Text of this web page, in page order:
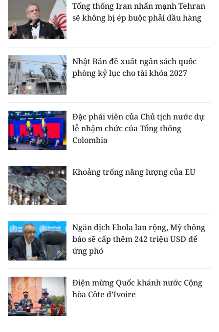
Tổng thống Iran nhấn mạnh Tehran
sẽ không bị ép buộc phải đầu hàng
Nhật Bản đề xuất ngân sách quốc
phòng kỷ lục cho tài khóa 2027
Đặc phái viên của Chủ tịch nước dự
lễ nhậm chức của Tổng thống
Colombia
Khoảng trống năng lượng của EU
Ngăn dịch Ebola lan rộng, Mỹ thông
báo sẽ cấp thêm 242 triệu USD để
ứng phó
Điện mừng Quốc khánh nước Cộng
hòa Côte d’Ivoire